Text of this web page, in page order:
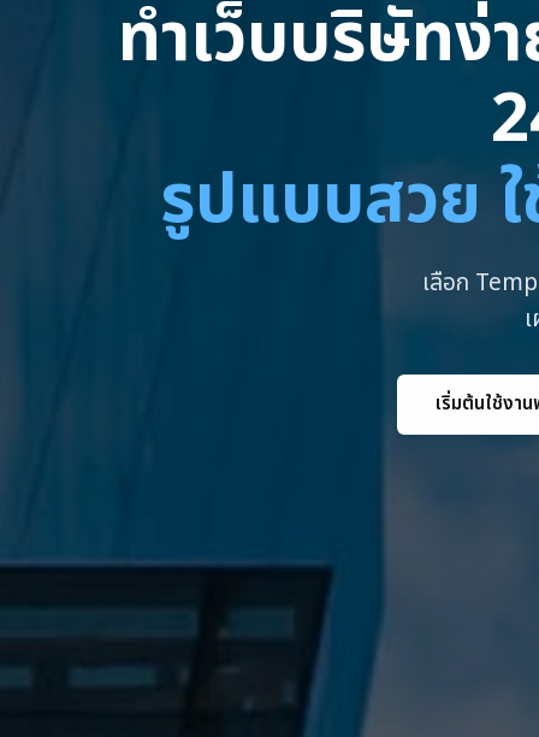
ทำเว็บบริษัทง่
รูปแบบสวย
เลือก
เริ่มต้นใช้งา